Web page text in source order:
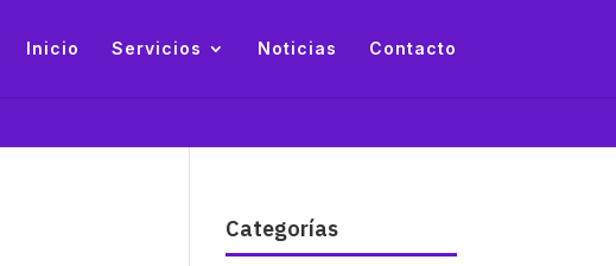
Inicio Servicios Noticias Contacto
Categorías